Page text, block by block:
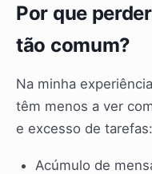
Por que
tão comum?
Na minha
têm menos a ver
e excesso de tarefas:
Acúmulo de